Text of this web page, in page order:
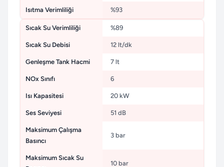
Isıtma Verimliliği %93
Sıcak Su Verimliliği %89
Sıcak Su Debisi 12 lt/dk
Genleşme Tank Hacmi 7 lt
NOx Sınıfı 6
Isı Kapasitesi 20 kW
Ses Seviyesi 51 dB
Maksimum Çalışma
Basıncı
3 bar
Maksimum Sıcak Su
10 bar